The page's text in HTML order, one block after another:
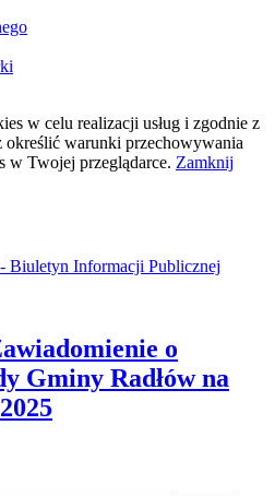
w celu realizacji usług i zgodnie z
określić warunki przechowywania
w Twojej przeglądarce. Zamknij
- Biuletyn Informacji Publicznej
o
Gminy Radłów na